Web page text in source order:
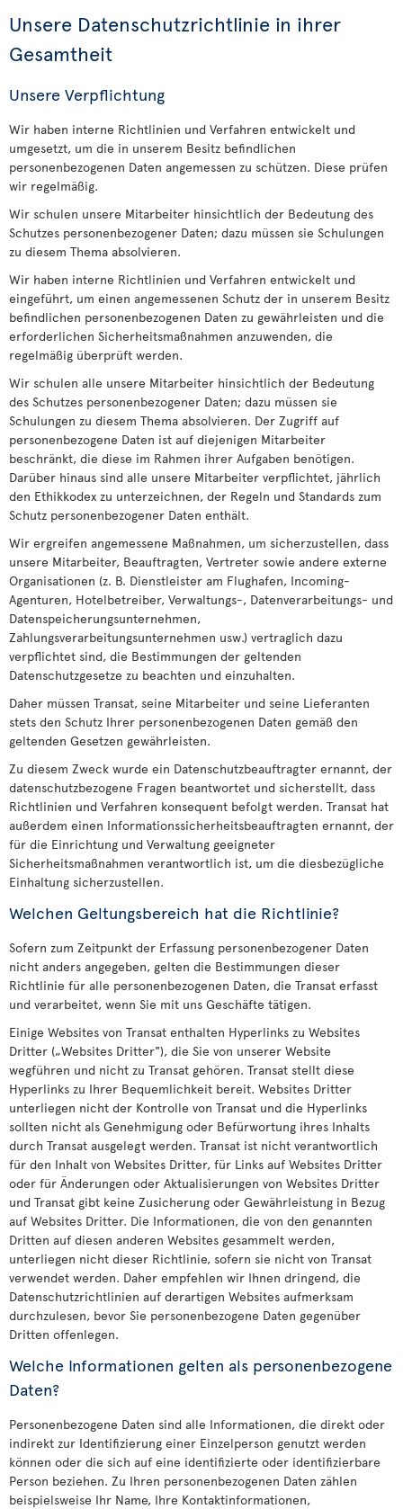
Unsere Datenschutzrichtlinie in ihrer
Gesamtheit
Unsere Verpflichtung
Wir haben interne Richtlinien und Verfahren entwickelt und
umgesetzt, um die in unserem Besitz befindlichen
personenbezogenen Daten angemessen zu schützen. Diese prüfen
wir regelmäßig.
Wir schulen unsere Mitarbeiter hinsichtlich der Bedeutung des
Schutzes personenbezogener Daten; dazu müssen sie Schulungen
zu diesem Thema absolvieren.
Wir haben interne Richtlinien und Verfahren entwickelt und
eingeführt, um einen angemessenen Schutz der in unserem Besitz
befindlichen personenbezogenen Daten zu gewährleisten und die
erforderlichen Sicherheitsmaßnahmen anzuwenden, die
regelmäßig überprüft werden.
Wir schulen alle unsere Mitarbeiter hinsichtlich der Bedeutung
des Schutzes personenbezogener Daten; dazu müssen sie
Schulungen zu diesem Thema absolvieren. Der Zugriff auf
personenbezogene Daten ist auf diejenigen Mitarbeiter
beschränkt, die diese im Rahmen ihrer Aufgaben benötigen.
Darüber hinaus sind alle unsere Mitarbeiter verpflichtet, jährlich
den Ethikkodex zu unterzeichnen, der Regeln und Standards zum
Schutz personenbezogener Daten enthält.
Wir ergreifen angemessene Maßnahmen, um sicherzustellen, dass
unsere Mitarbeiter, Beauftragten, Vertreter sowie andere externe
Organisationen (z. B. Dienstleister am Flughafen, Incoming-
Agenturen, Hotelbetreiber, Verwaltungs-, Datenverarbeitungs- und
Datenspeicherungsunternehmen,
Zahlungsverarbeitungsunternehmen usw.) vertraglich dazu
verpflichtet sind, die Bestimmungen der geltenden
Datenschutzgesetze zu beachten und einzuhalten.
Daher müssen Transat, seine Mitarbeiter und seine Lieferanten
stets den Schutz Ihrer personenbezogenen Daten gemäß den
geltenden Gesetzen gewährleisten.
Zu diesem Zweck wurde ein Datenschutzbeauftragter ernannt, der
datenschutzbezogene Fragen beantwortet und sicherstellt, dass
Richtlinien und Verfahren konsequent befolgt werden. Transat hat
außerdem einen Informationssicherheitsbeauftragten ernannt, der
für die Einrichtung und Verwaltung geeigneter
Sicherheitsmaßnahmen verantwortlich ist, um die diesbezügliche
Einhaltung sicherzustellen.
Welchen Geltungsbereich hat die Richtlinie?
Sofern zum Zeitpunkt der Erfassung personenbezogener Daten
nicht anders angegeben, gelten die Bestimmungen dieser
Richtlinie für alle personenbezogenen Daten, die Transat erfasst
und verarbeitet, wenn Sie mit uns Geschäfte tätigen.
Einige Websites von Transat enthalten Hyperlinks zu Websites
Dritter („Websites Dritter"), die Sie von unserer Website
wegführen und nicht zu Transat gehören. Transat stellt diese
Hyperlinks zu Ihrer Bequemlichkeit bereit. Websites Dritter
unterliegen nicht der Kontrolle von Transat und die Hyperlinks
sollten nicht als Genehmigung oder Befürwortung ihres Inhalts
durch Transat ausgelegt werden. Transat ist nicht verantwortlich
für den Inhalt von Websites Dritter, für Links auf Websites Dritter
oder für Änderungen oder Aktualisierungen von Websites Dritter
und Transat gibt keine Zusicherung oder Gewährleistung in Bezug
auf Websites Dritter. Die Informationen, die von den genannten
Dritten auf diesen anderen Websites gesammelt werden,
unterliegen nicht dieser Richtlinie, sofern sie nicht von Transat
verwendet werden. Daher empfehlen wir Ihnen dringend, die
Datenschutzrichtlinien auf derartigen Websites aufmerksam
durchzulesen, bevor Sie personenbezogene Daten gegenüber
Dritten offenlegen.
Welche Informationen gelten als personenbezogene
Daten?
Personenbezogene Daten sind alle Informationen, die direkt oder
indirekt zur Identifizierung einer Einzelperson genutzt werden
können oder die sich auf eine identifizierte oder identifizierbare
Person beziehen. Zu Ihren personenbezogenen Daten zählen
beispielsweise Ihr Name, Ihre Kontaktinformationen,